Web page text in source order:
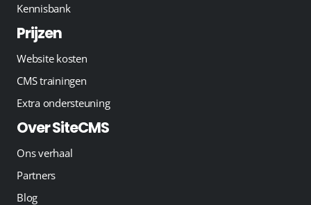
Kennisbank
Prijzen
Website kosten
CMS trainingen
Extra ondersteuning
Over SiteCMS
Ons verhaal
Partners
Blog